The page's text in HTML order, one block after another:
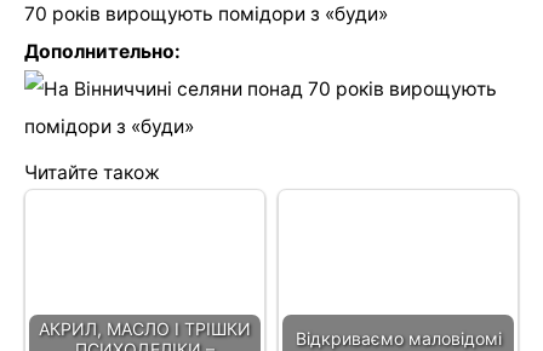
70 років вирощують помідори з «буди»
Дополнительно:
Читайте також
АКРИЛ, МАСЛО І ТРІШКИ
Відкриваємо маловідомі